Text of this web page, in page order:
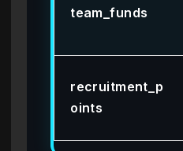
team_funds
recruitment_p
oints